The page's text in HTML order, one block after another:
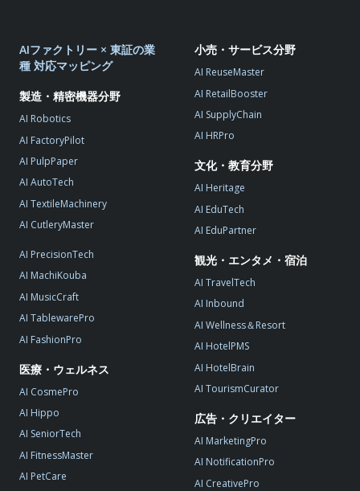
AIファクトリー × 東証の業
種 対応マッピング
製造・精密機器分野
AI Robotics
AI FactoryPilot
AI PulpPaper
AI AutoTech
AI TextileMachinery
AI CutleryMaster
AI PrecisionTech
AI MachiKouba
AI MusicCraft
AI TablewarePro
AI FashionPro
医療・ウェルネス
AI CosmePro
AI Hippo
AI SeniorTech
AI FitnessMaster
AI PetCare
小売・サービス分野
AI ReuseMaster
AI RetailBooster
AI SupplyChain
AI HRPro
文化・教育分野
AI Heritage
AI EduTech
AI EduPartner
観光・エンタメ・宿泊
AI TravelTech
AI Inbound
AI Wellness＆Resort
AI HotelPMS
AI HotelBrain
AI TourismCurator
広告・クリエイター
AI MarketingPro
AI NotificationPro
AI CreativePro